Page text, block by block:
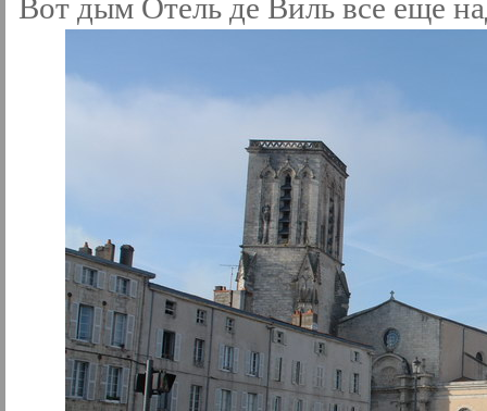
Вот дым Отель де Виль все еще